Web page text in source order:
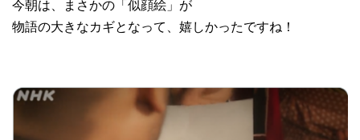
今朝は、まさかの「似顔絵」が
物語の大きなカギとなって、嬉しかったですね！